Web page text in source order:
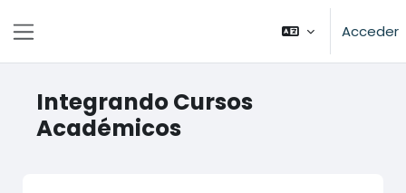
Acceder
Integrando Cursos
Académicos